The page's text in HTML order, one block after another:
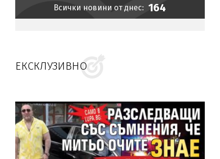
Всички новини от днес: 164
ЕКСКЛУЗИВНО